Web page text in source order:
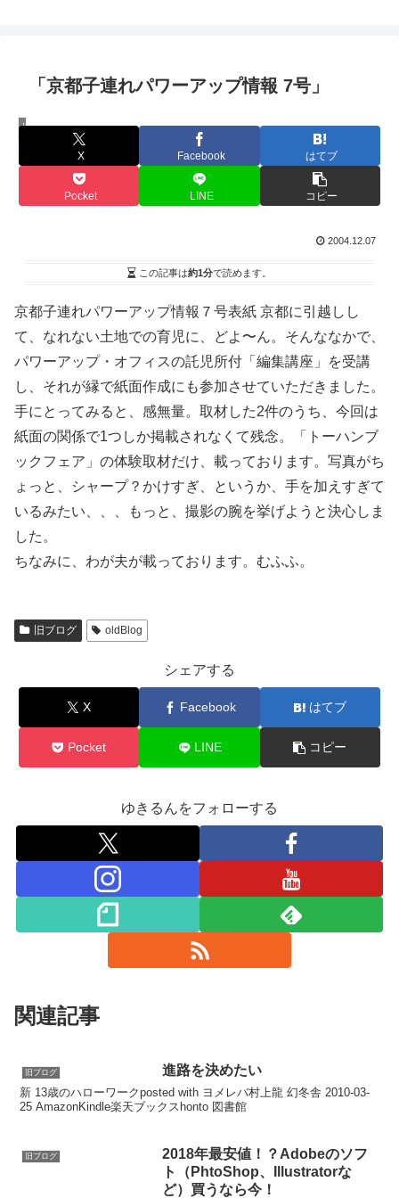
「京都子連れパワーアップ情報 7号」
旧ブログ
X Facebook はてブ
Pocket LINE コピー
2004.12.07
この記事は約1分で読めます。
京都子連れパワーアップ情報７号表紙 京都に引越しし
て、なれない土地での育児に、どよ〜ん。そんななかで、
パワーアップ・オフィスの託児所付「編集講座」を受講
し、それが縁で紙面作成にも参加させていただきました。
手にとってみると、感無量。取材した2件のうち、今回は
紙面の関係で1つしか掲載されなくて残念。「トーハンブ
ックフェア」の体験取材だけ、載っております。写真がち
ょっと、シャープ？かけすぎ、というか、手を加えすぎて
いるみたい、、、もっと、撮影の腕を挙げようと決心しま
した。
ちなみに、わが夫が載っております。むふふ。
旧ブログ oldBlog
シェアする
X Facebook はてブ
Pocket LINE コピー
ゆきるんをフォローする
関連記事
旧ブログ 進路を決めたい
新 13歳のハローワークposted with ヨメレバ村上龍 幻冬舎 2010-03-
25 AmazonKindle楽天ブックスhonto 図書館
旧ブログ
2018年最安値！？Adobeのソフ
ト（PhtoShop、Illustratorな
ど）買うなら今！